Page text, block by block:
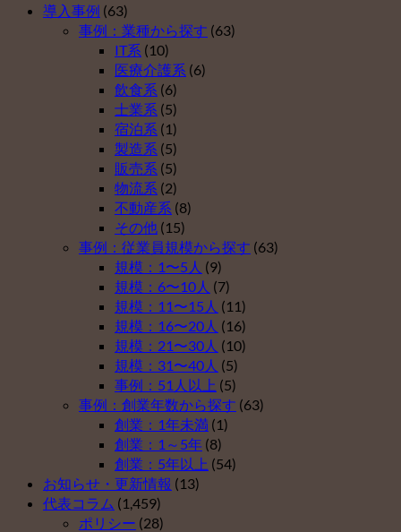
年
金
を
導
入
し
な
い
理
由
ベ
ス
ト
５
（そ
の
４）
は
確
定
拠
出
年
金
を
導
入
し
な
い
理
由
ベ
ス
ト
５
（そ
の
３）
は
企
業
型
確
定
拠
出
年
金
を
導
入
し
な
い
理
由
ベ
ス
ト
５
（そ
の
２）
は
導入事例 (63)
事例：業種から探す (63)
IT系 (10)
医療介護系 (6)
飲食系 (6)
士業系 (5)
宿泊系 (1)
製造系 (5)
販売系 (5)
物流系 (2)
不動産系 (8)
その他 (15)
事例：従業員規模から探す (63)
規模：1〜5人 (9)
規模：6〜10人 (7)
規模：11〜15人 (11)
規模：16〜20人 (16)
規模：21〜30人 (10)
規模：31〜40人 (5)
事例：51人以上 (5)
事例：創業年数から探す (63)
創業：1年未満 (1)
創業：1～5年 (8)
創業：5年以上 (54)
お知らせ・更新情報 (13)
代表コラム (1,459)
ポリシー (28)